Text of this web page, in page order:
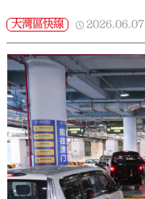
大灣區快線 2026.06.07